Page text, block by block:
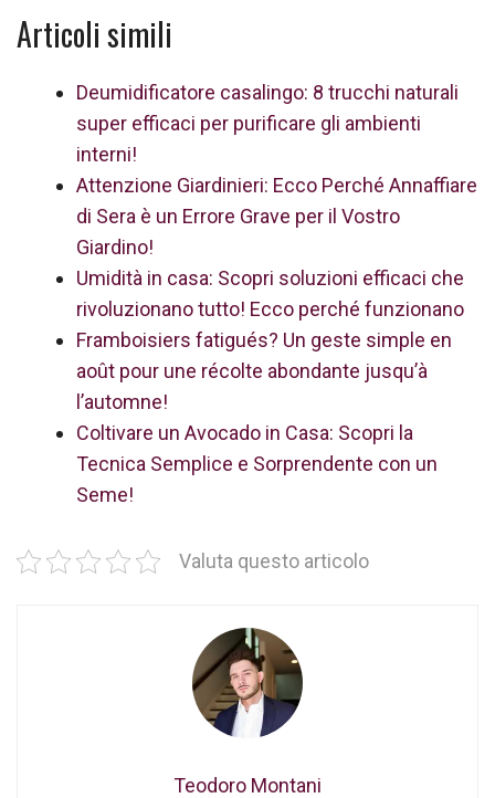
Articoli simili
Deumidificatore casalingo: 8 trucchi naturali
super efficaci per purificare gli ambienti
interni!
Attenzione Giardinieri: Ecco Perché Annaffiare
di Sera è un Errore Grave per il Vostro
Giardino!
Umidità in casa: Scopri soluzioni efficaci che
rivoluzionano tutto! Ecco perché funzionano
Framboisiers fatigués? Un geste simple en
août pour une récolte abondante jusqu’à
l’automne!
Coltivare un Avocado in Casa: Scopri la
Tecnica Semplice e Sorprendente con un
Seme!
Valuta questo articolo
Teodoro Montani